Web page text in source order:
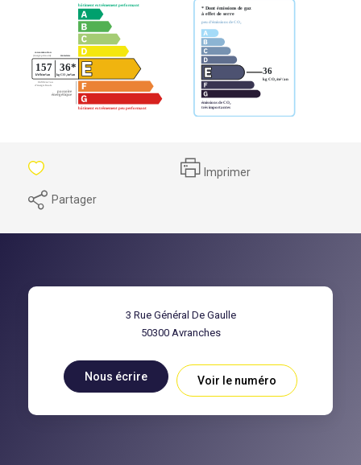
Imprimer
Partager
3 Rue Général De Gaulle
50300 Avranches
Nous écrire Voir le numéro